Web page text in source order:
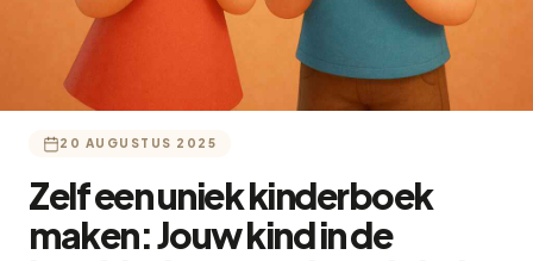
20 AUGUSTUS 2025
Zelf een uniek kinderboek
maken: Jouw kind in de